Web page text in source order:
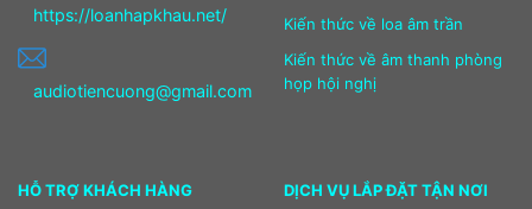
https://loanhapkhau.net/
audiotiencuong@gmail.com
Kiến thức về loa âm trần
Kiến thức về âm thanh phòng
họp hội nghị
HỖ TRỢ KHÁCH HÀNG
DỊCH VỤ LẮP ĐẶT TẬN NƠI